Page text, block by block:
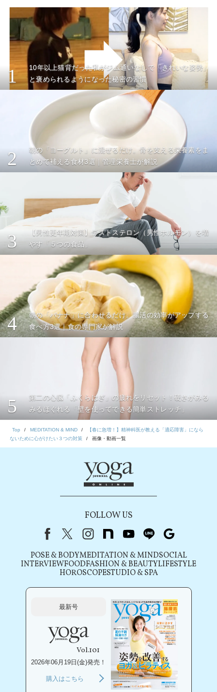
1
10年以上猫背だった私がジム通いなしで「きれいな姿勢」
と褒められるようになった秘密の習慣
2
朝の「ヨーグルト」に混ぜるだけ。骨を支える栄養素をま
とめて補える食材3選｜管理栄養士が解説
3
【男性更年期対策】テストステロン（男性ホルモン）を増
やす「５つの食品」
4
朝の「バナナ」に合わせるだけ。腸活の効率がアップする
食べ方3選｜食の専門家が解説
5
第二の心臓「ふくらはぎ」の疲れをリセット！硬さがみる
みるほぐれる「壁を使ってできる簡単ストレッチ」
Top MEDITATION & MIND
【春に急増！】精神科医が教える「適応障害」になら
ないために心がけたい３つの対策
画像・動画一覧
FOLLOW US
FacebookX（旧Twitter）
instagram
note youtubeline
POSE & BODYMEDITATION & MINDSOCIAL
INTERVIEWFOODFASHION & BEAUTYLIFESTYLE
HOROSCOPESTUDIO & SPA
最新号
Vol.101
2026年06月19日(金)発売！
購入はこちら